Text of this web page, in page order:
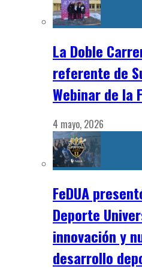
La Doble
referente de
Webinar de la
4 mayo, 2026
FeDUA
Deporte
innovación y
desarrollo